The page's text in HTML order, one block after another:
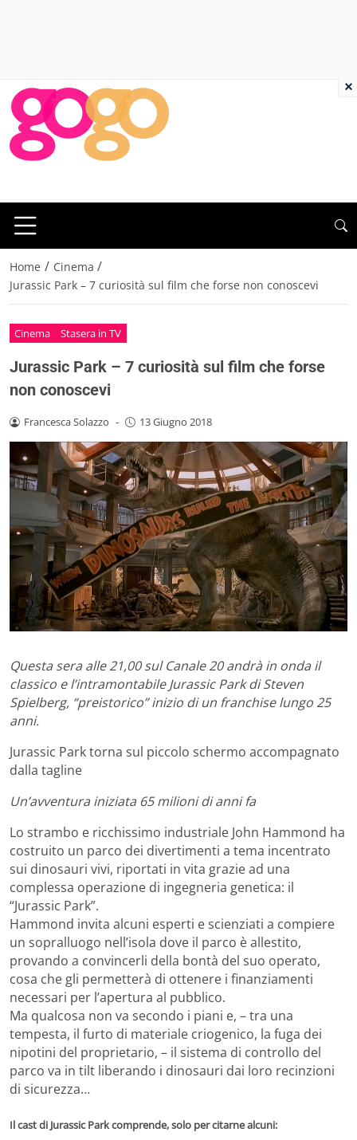
Home / Cinema /
Jurassic Park – 7 curiosità sul film che forse non conoscevi
Cinema Stasera in TV
Jurassic Park – 7 curiosità sul film che forse
non conoscevi
Francesca Solazzo - 13 Giugno 2018
Questa sera alle 21,00 sul Canale 20 andrà in onda il
classico e l’intramontabile Jurassic Park di Steven
Spielberg, “preistorico” inizio di un franchise lungo 25
anni.
Jurassic Park torna sul piccolo schermo accompagnato
dalla tagline
Un’avventura iniziata 65 milioni di anni fa
Lo strambo e ricchissimo industriale John Hammond ha
costruito un parco dei divertimenti a tema incentrato
sui dinosauri vivi, riportati in vita grazie ad una
complessa operazione di ingegneria genetica: il
“Jurassic Park”.
Hammond invita alcuni esperti e scienziati a compiere
un sopralluogo nell’isola dove il parco è allestito,
provando a convincerli della bontà del suo operato,
cosa che gli permetterà di ottenere i finanziamenti
necessari per l’apertura al pubblico.
Ma qualcosa non va secondo i piani e, – tra una
tempesta, il furto di materiale criogenico, la fuga dei
nipotini del proprietario, – il sistema di controllo del
parco va in tilt liberando i dinosauri dai loro recinzioni
di sicurezza…
Il cast di Jurassic Park comprende, solo per citarne alcuni:
×